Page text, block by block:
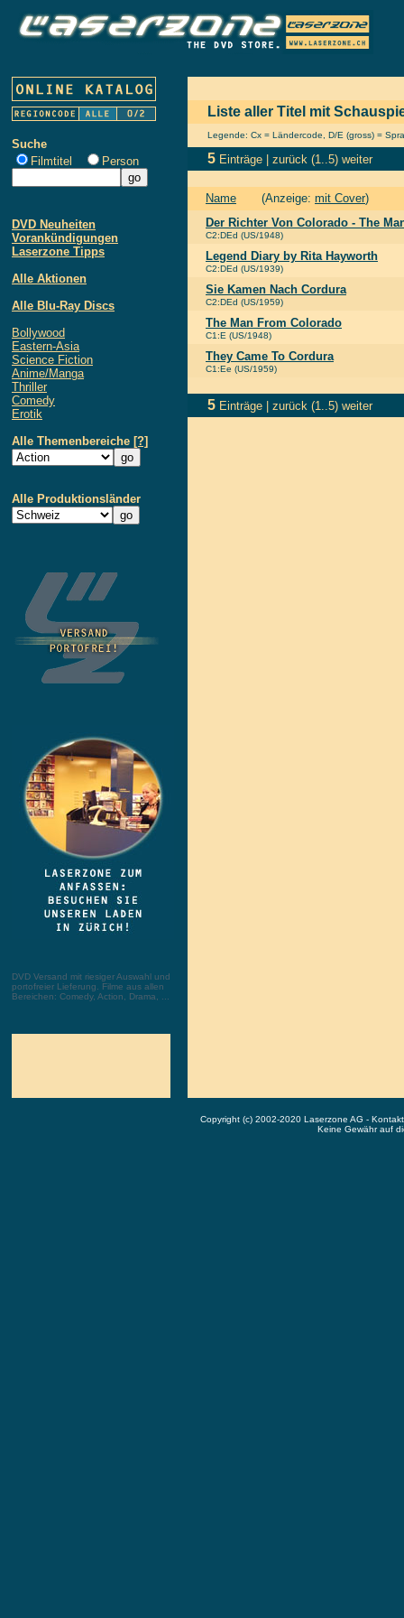
Suche
Filmtitel
Person
DVD Neuheiten
Vorankündigungen
Laserzone Tipps
Alle Aktionen
Alle Blu-Ray Discs
Bollywood
Eastern-Asia
Science Fiction
Anime/Manga
Thriller
Comedy
Erotik
Alle Themenbereiche [?]
Alle Produktionsländer
DVD Versand mit riesiger Auswahl und
portofreier Lieferung. Filme aus allen
Bereichen: Comedy, Action, Drama, ...
Liste aller Titel mit
Legende: Cx = Ländercode, D/E (gross) =
5 Einträge | zurück (1..5) weiter
Name (Anzeige: mit Cover)
Der Richter Von Colorado - The
C2:DEd (US/1948)
Legend Diary by Rita Hayworth
C2:DEd (US/1939)
Sie Kamen Nach Cordura
C2:DEd (US/1959)
The Man From Colorado
C1:E (US/1948)
They Came To Cordura
C1:Ee (US/1959)
5 Einträge | zurück (1..5) weiter
Copyright (c) 2002-2020 Laserzone AG -
Keine Gewähr auf